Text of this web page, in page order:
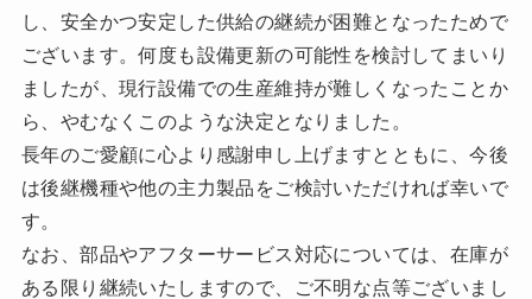
し、安全かつ安定した供給の継続が困難となったためで
ございます。何度も設備更新の可能性を検討してまいり
ましたが、現行設備での生産維持が難しくなったことか
ら、やむなくこのような決定となりました。
長年のご愛顧に心より感謝申し上げますとともに、今後
は後継機種や他の主力製品をご検討いただければ幸いで
す。
なお、部品やアフターサービス対応については、在庫が
ある限り継続いたしますので、ご不明な点等ございまし